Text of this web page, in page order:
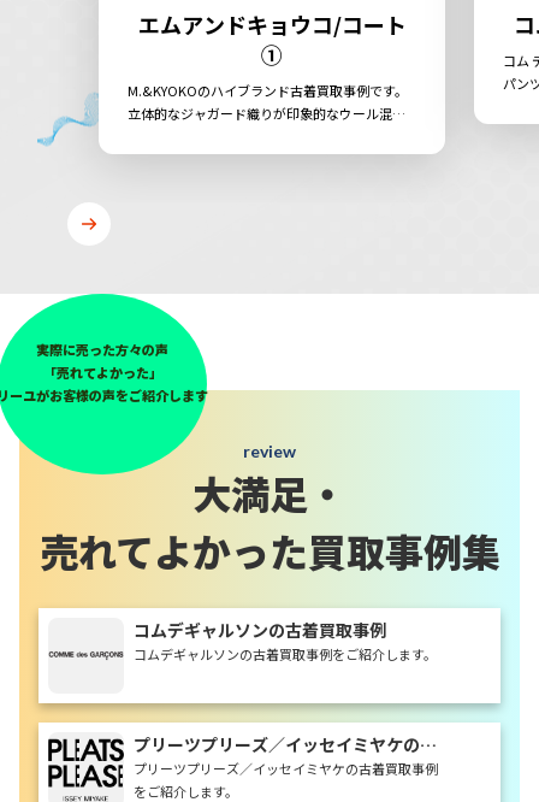
エムアンドキョウコ/コート
①
M.&KYOKOのハイブランド古着買取事例です。
立体的なジャガード織りが印象的なウール混の
りとしたオーバーシルエットでリラックス感の
コム
パン
る履
実際に売った方々の声
「売れてよかった」
ーユがお客様の声をご紹介します
review
大満足・
売れてよかった買取事例集
コムデギャルソンの古着買取事例
コムデギャルソンの古着買取事例をご紹介します。
プリーツプリーズ／イッセイミヤケの古
着買取事例
プリーツプリーズ／イッセイミヤケの古着買取事例
をご紹介します。